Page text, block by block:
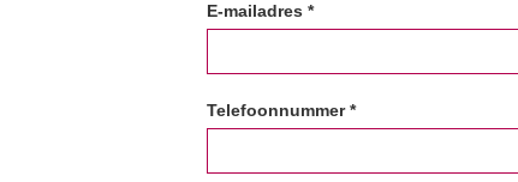
E-mailadres *
Telefoonnummer *